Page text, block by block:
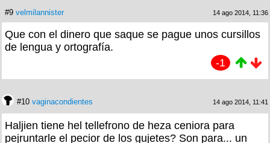
#9 velmilannister 14 ago 2014, 11:36
Que con el dinero que saque se pague unos cursillos
de lengua y ortografía.
-1
#10 vaginacondientes 14 ago 2014, 11:41
Haljien tiene hel tellefrono de heza ceniora para
pejruntarle el pecior de los gujetes? Son para... un